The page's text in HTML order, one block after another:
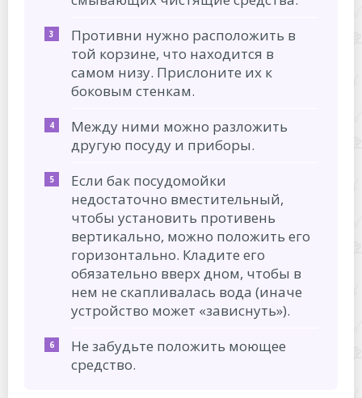
Противни нужно расположить в
той корзине, что находится в
самом низу. Прислоните их к
боковым стенкам.
Между ними можно разложить
другую посуду и приборы.
Если бак посудомойки
недостаточно вместительный,
чтобы установить противень
вертикально, можно положить его
горизонтально. Кладите его
обязательно вверх дном, чтобы в
нем не скапливалась вода (иначе
устройство может «зависнуть»).
Не забудьте положить моющее
средство.